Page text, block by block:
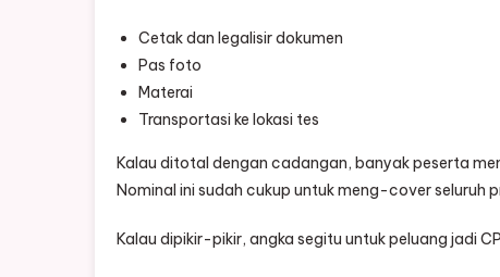
Cetak dan legalisir dokumen
Pas foto
Materai
Transportasi ke lokasi tes
Kalau ditotal dengan cadangan, banyak peserta
Nominal ini sudah cukup untuk meng-cover seluruh
Kalau dipikir-pikir, angka segitu untuk peluang jadi